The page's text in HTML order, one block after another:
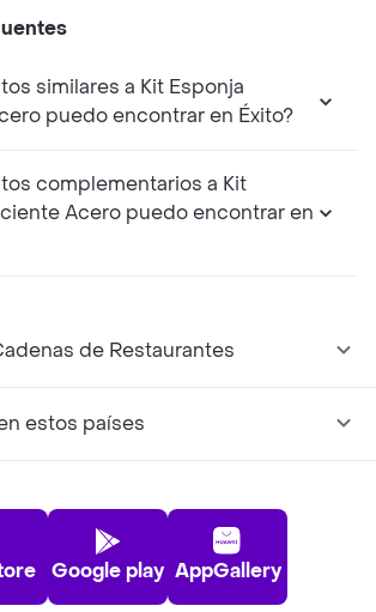
similares a Kit Esponja
puedo encontrar en Éxito?
complementarios a Kit
Acero puedo encontrar en
de Restaurantes
estos países
Google play AppGallery